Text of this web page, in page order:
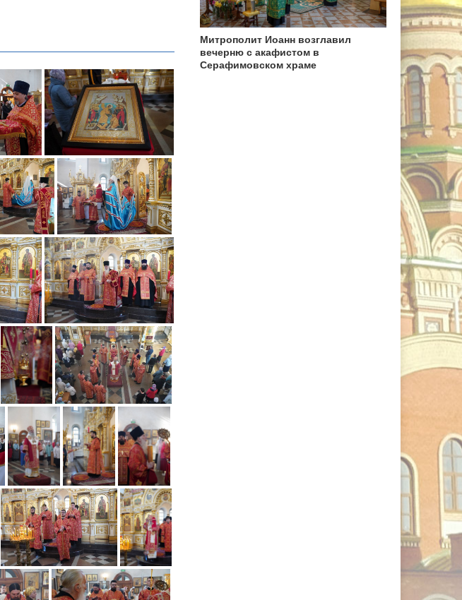
Митрополит Иоанн возглавил
вечерню с акафистом в
Серафимовском храме